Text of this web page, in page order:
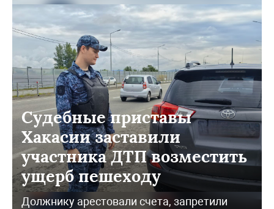
Судебные приставы
Хакасии заставили
участника ДТП возместить
ущерб пешеходу
Должнику арестовали счета, запретили